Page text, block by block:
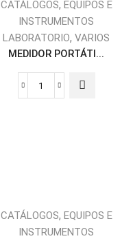
CATÁLOGOS, EQUIPOS E
INSTRUMENTOS
LABORATORIO, VARIOS
MEDIDOR PORTÁTI...
CATÁLOGOS, EQUIPOS E
INSTRUMENTOS